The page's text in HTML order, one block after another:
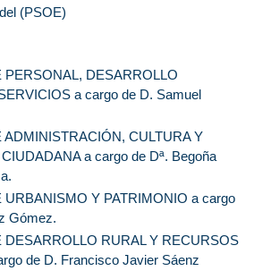
(PSOE)
PERSONAL, DESARROLLO
a cargo de D. Samuel
CULTURA Y
a cargo de Dª. Begoña
URBANISMO Y PATRIMONIO a cargo
Gómez.
DESARROLLO RURAL Y RECURSOS
de D. Francisco Javier Sáenz